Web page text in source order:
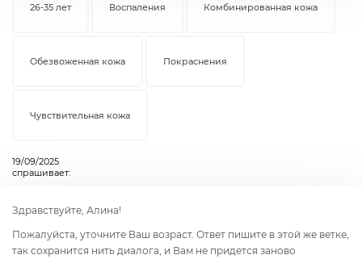
26-35 лет Воспаления Комбинированная кожа
Обезвоженная кожа Покраснения
Чувствительная кожа
19/09/2025
спрашивает:
Здравствуйте, Алина!
Пожалуйста, уточните Ваш возраст. Ответ пишите в этой же ветке,
так сохранится нить диалога, и Вам не придется заново